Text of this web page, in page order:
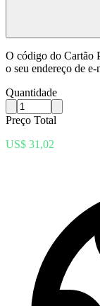
O código do Cartão
o seu endereço de
Quantidade
Preço Total
US$ 31,02